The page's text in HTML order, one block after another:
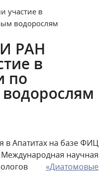
участие в
водорослям
РАН
в
по
в Апатитах на базе ФИЦ
научная
«Диатомовые